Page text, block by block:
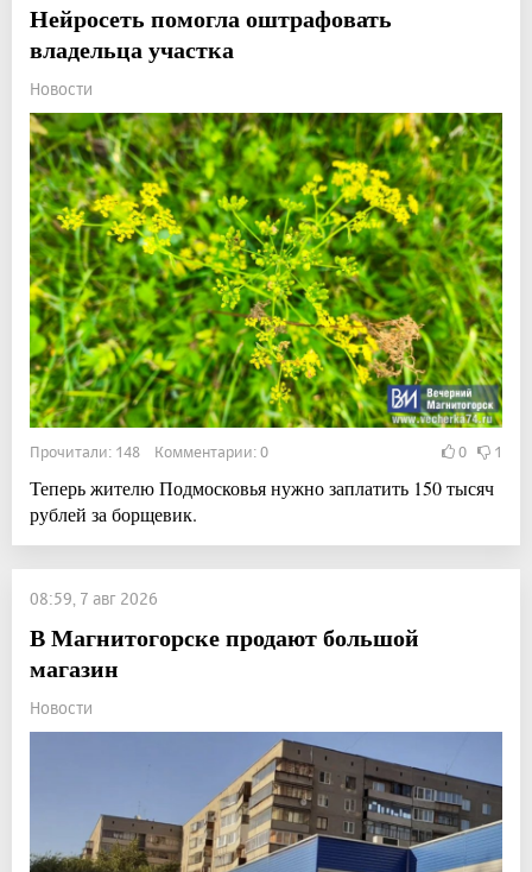
Нейросеть помогла оштрафовать
владельца участка
Новости
Прочитали: 148 Комментарии: 0 0 1
Теперь жителю Подмосковья нужно заплатить 150 тысяч
рублей за борщевик.
08:59, 7 авг 2026
В Магнитогорске продают большой
магазин
Новости